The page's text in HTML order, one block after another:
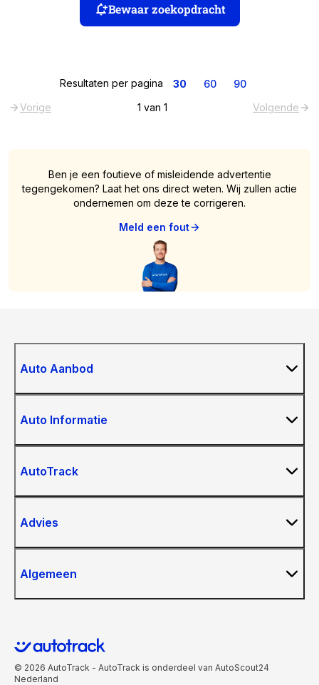
Bewaar zoekopdracht
Resultaten per pagina 30 60
90
Vorige
1 van 1 Volgende
Ben je een foutieve of misleidende advertentie
tegengekomen? Laat het ons direct weten. Wij zullen actie
ondernemen om deze te corrigeren.
Meld een fout
Auto Aanbod
Auto Informatie
AutoTrack
Advies
Algemeen
© 2026 AutoTrack - AutoTrack is onderdeel van AutoScout24
Nederland